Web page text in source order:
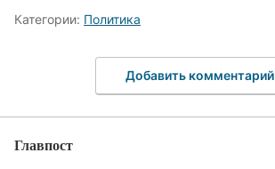
Категории: Политика
Добавить комментарий
Главпост